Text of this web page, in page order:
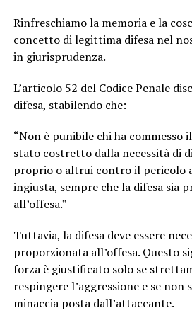
Rinfreschiamo la memoria e la
concetto di legittima difesa nel
in giurisprudenza.
L’articolo 52 del Codice Penale
difesa, stabilendo che:
“Non è punibile chi ha commesso
stato costretto dalla necessità di
proprio o altrui contro il pericolo
ingiusta, sempre che la difesa sia
all’offesa.”
Tuttavia, la difesa deve essere
proporzionata all’offesa. Questo
forza è giustificato solo se
respingere l’aggressione e se non
minaccia posta dall’attaccante.